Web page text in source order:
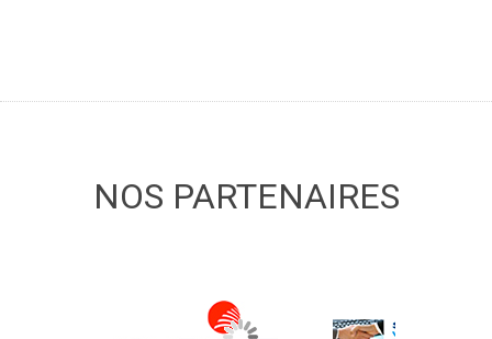
NOS PARTENAIRES